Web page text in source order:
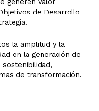
de Desarrollo
la amplitud y la
en la generación de
de transformación.